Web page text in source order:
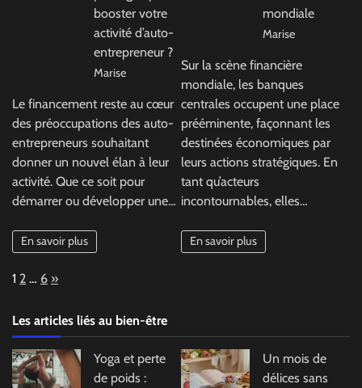
booster votre
activité d’auto-
entrepreneur ?
Marise
Le financement reste au cœur
des préoccupations des auto-
entrepreneurs souhaitant
donner un nouvel élan à leur
activité. Que ce soit pour
démarrer ou développer une…
En savoir plus
mondiale
Marise
Sur la scène financière
mondiale, les banques
centrales occupent une place
prééminente, façonnant les
destinées économiques par
leurs actions stratégiques. En
tant qu’acteurs
incontournables, elles…
En savoir plus
Page:
1 2 … 6 Next
»
Les articles liés au bien-être
Yoga et perte
de poids :
Un mois de
délices sans